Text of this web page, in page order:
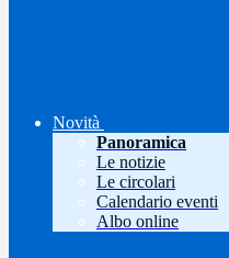
Novità
Panoramica
Le notizie
Le circolari
Calendario eventi
Albo online